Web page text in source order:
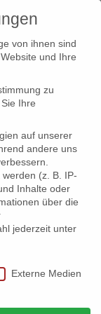
von ihnen sind
und Ihre
zu
Ihre
auf unserer
andere uns
(z. B. IP-
Inhalte oder
über die
jederzeit unter
Externe Medien